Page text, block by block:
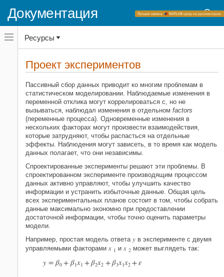
Документация
Переключатель
навигационного
меню
переключатель
Начало работы с Statistics and Machine
Learning Toolbox
Проект экспериментов
Ресурсы
Проект экспериментов
Пассивный сбор данных приводит ко многим проблемам в
статистическом моделировании. Наблюдаемые изменения в
переменной отклика могут коррелироваться с, но не
вызываться, наблюдал изменения в отдельном factors
(переменные процесса). Одновременные изменения в
нескольких факторах могут произвести взаимодействия,
которые затрудняют, чтобы распасться на отдельные
эффекты. Наблюдения могут зависеть, в то время как модель
данных полагает, что они независимы.
Спроектированные эксперименты решают эти проблемы. В
спроектированном эксперименте производящим процессом
данных активно управляют, чтобы улучшить качество
информации и устранить избыточные данные. Общая цель
всех экспериментальных планов состоит в том, чтобы собрать
данные максимально экономно при предоставлении
достаточной информации, чтобы точно оценить параметры
модели.
Например, простая модель ответа y в эксперименте с двумя
управляемыми факторамиx 1 иx 2 может выглядеть так:
y=β0 +β1x1 +β2x2 +β3x1x2 +ε